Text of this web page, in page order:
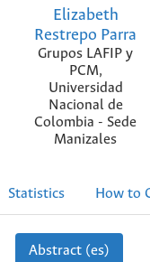
Elizabeth
Restrepo Parra
Grupos LAFIP y
PCM,
Universidad
Nacional de
Colombia - Sede
Manizales
Statistics How to
Abstract (es)